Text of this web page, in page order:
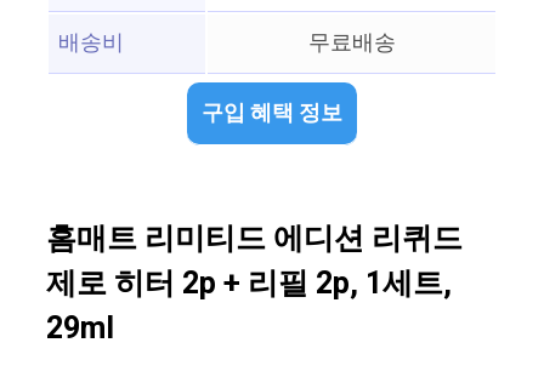
배송비
무료배송
구입 혜택 정보
홈매트 리미티드 에디션 리퀴드
제로 히터 2p + 리필 2p, 1세트,
29ml